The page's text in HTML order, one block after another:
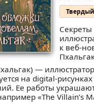
к веб-
—
на digital-
Ее работы
«The Villain’s